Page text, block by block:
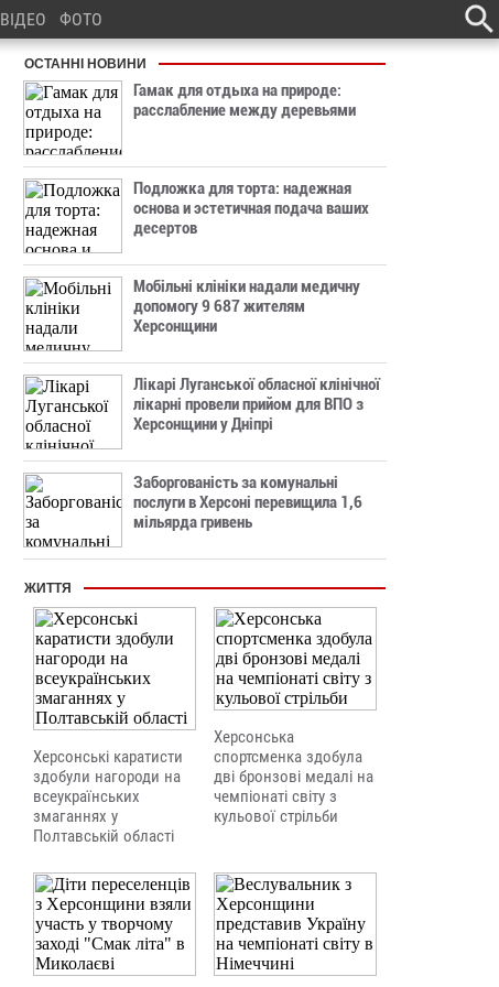
ВІДЕО ФОТО
ОСТАННІ НОВИНИ
Гамак для отдыха на природе:
расслабление между деревьями
Подложка для торта: надежная
основа и эстетичная подача ваших
десертов
Мобільні клініки надали медичну
допомогу 9 687 жителям
Херсонщини
Лікарі Луганської обласної клінічної
лікарні провели прийом для ВПО з
Херсонщини у Дніпрі
Заборгованість за комунальні
послуги в Херсоні перевищила 1,6
мільярда гривень
ЖИТТЯ
Херсонські каратисти
здобули нагороди на
всеукраїнських
змаганнях у
Полтавській області
Херсонська
спортсменка здобула
дві бронзові медалі на
чемпіонаті світу з
кульової стрільби